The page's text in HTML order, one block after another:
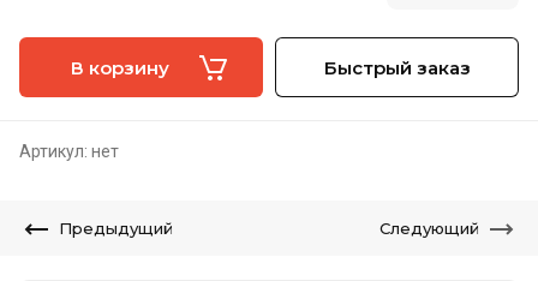
В корзину Быстрый заказ
Артикул: нет
Предыдущий Следующий